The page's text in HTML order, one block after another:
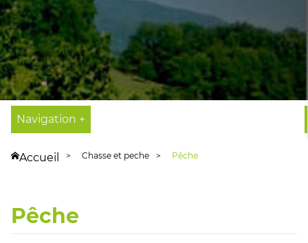
Navigation +
Accueil Chasse et peche Pêche
Pêche